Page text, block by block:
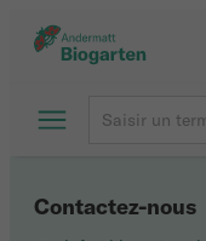
Contactez-nous